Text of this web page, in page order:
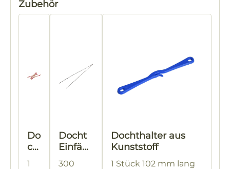
Produktgalerie überspringen
Zubehör
Do
ch
th
1
Docht
Einfädl
er
300
Dochthalter aus
Kunststoff
1 Stück 102 mm lang